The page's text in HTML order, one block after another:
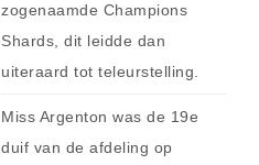
zogenaamde Champions
Shards, dit leidde dan
uiteraard tot teleurstelling.
Miss Argenton was de 19e
duif van de afdeling op